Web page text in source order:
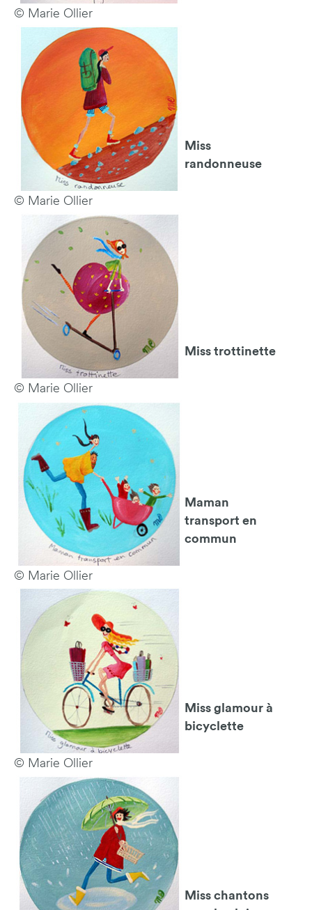
© Marie Ollier
Miss
randonneuse
© Marie Ollier
Miss trottinette
© Marie Ollier
Maman
transport en
commun
© Marie Ollier
Miss glamour à
bicyclette
© Marie Ollier
Miss chantons